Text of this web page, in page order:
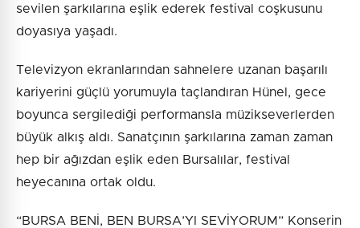
sevilen şarkılarına eşlik ederek festival coşkusunu
doyasıya yaşadı.
Televizyon ekranlarından sahnelere uzanan başarılı
kariyerini güçlü yorumuyla taçlandıran Hünel, gece
boyunca sergilediği performansla müzikseverlerden
büyük alkış aldı. Sanatçının şarkılarına zaman zaman
hep bir ağızdan eşlik eden Bursalılar, festival
heyecanına ortak oldu.
“BURSA BENİ, BEN BURSA’YI SEVİYORUM” Konserin